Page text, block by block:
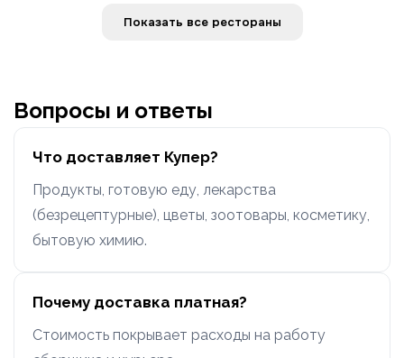
Показать все рестораны
Вопросы и ответы
Что доставляет Купер?
Продукты, готовую еду, лекарства
(безрецептурные), цветы, зоотовары, косметику,
бытовую химию.
Почему доставка платная?
Стоимость покрывает расходы на работу